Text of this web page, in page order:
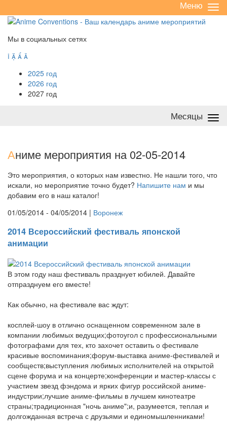
/
Меню
Мы в социальных сетях
   
2025 год
2026 год
2027 год
Месяцы
Аниме мероприятия на 02-05-2014
Это мероприятия, о которых нам известно. Не нашли того, что
искали, но мероприятие точно будет? Напишите нам и мы
добавим его в наш каталог!
01/05/2014 - 04/05/2014 | Воронеж
2014 Всероссийский фестиваль японской
анимации
В этом году наш фестиваль празднует юбилей. Давайте
отпразднуем его вместе!
Как обычно, на фестивале вас ждут:
косплей-шоу в отлично оснащенном современном зале в
компании любимых ведущих;фотоугол с профессиональными
фотографами для тех, кто захочет оставить о фестивале
красивые воспоминания;форум-выставка аниме-фестивалей и
сообществ;выступления любимых исполнителей на открытой
сцене форума и на концерте;конференции и мастер-классы с
участием звезд фэндома и ярких фигур российской аниме-
индустрии;лучшие аниме-фильмы в лучшем кинотеатре
страны;традиционная "ночь аниме";и, разумеется, теплая и
долгожданная встреча с друзьями и единомышленниками!